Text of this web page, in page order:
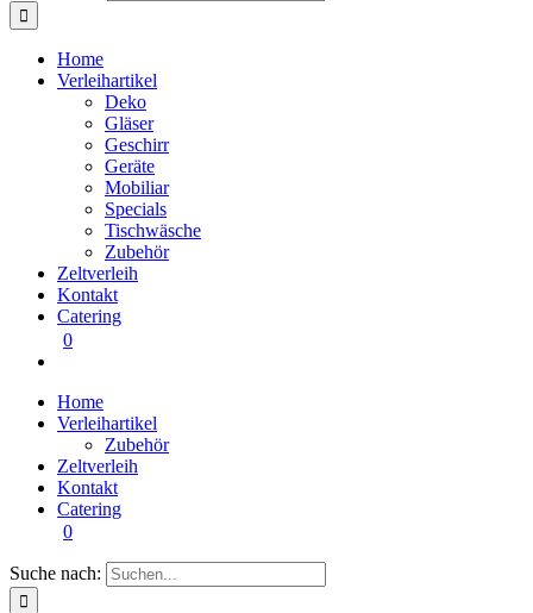
Home
Verleihartikel
Deko
Gläser
Geschirr
Geräte
Mobiliar
Specials
Tischwäsche
Zubehör
Zeltverleih
Kontakt
Catering
0
Home
Verleihartikel
Zubehör
Zeltverleih
Kontakt
Catering
0
Suche nach: